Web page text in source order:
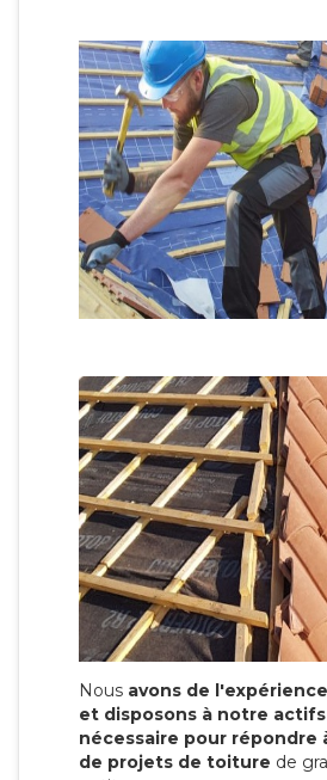
Nous avons de
et disposons à notre
nécessaire pour répondre
de projets de toiture de